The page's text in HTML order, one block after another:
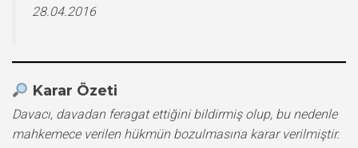
28.04.2016
Karar Özeti
Davacı, davadan feragat ettiğini bildirmiş olup, bu nedenle
mahkemece verilen hükmün bozulmasına karar verilmiştir.